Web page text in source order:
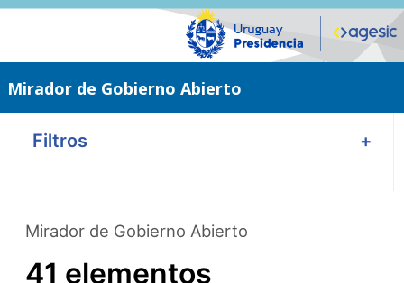
Saltar
Mirador de Gobierno Abierto
Filtros +
Mirador de Gobierno Abierto
41 elementos